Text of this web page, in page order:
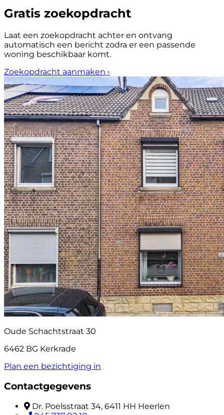
Gratis zoekopdracht
Laat een zoekopdracht achter en ontvang
automatisch een bericht zodra er een passende
woning beschikbaar komt.
Zoekopdracht aanmaken ›
Oude Schachtstraat 30
6462 BG Kerkrade
Plan een bezichtiging in
Contactgegevens
Dr. Poelsstraat 34, 6411 HH Heerlen